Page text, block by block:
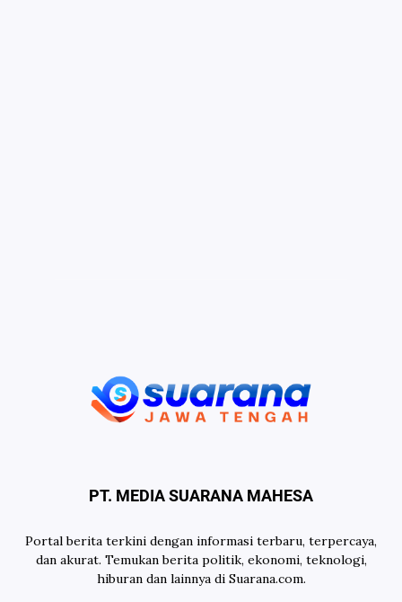
PT. MEDIA SUARANA MAHESA
Portal berita terkini dengan informasi terbaru, terpercaya,
dan akurat. Temukan berita politik, ekonomi, teknologi,
hiburan dan lainnya di Suarana.com.